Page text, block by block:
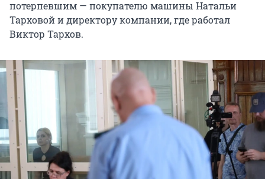
потерпевшим — покупателю машины Натальи
Тарховой и директору компании, где работал
Виктор Тархов.